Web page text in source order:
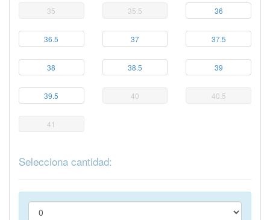
35 35.5 36
36.5 37 37.5
38 38.5 39
39.5 40 40.5
41
Selecciona cantidad: